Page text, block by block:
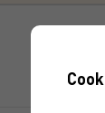
nov 24, 2022